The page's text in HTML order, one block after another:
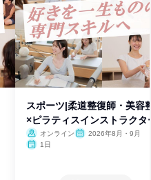
スポーツ|柔道整復師・美容
×ピラティスインストラクタ
オンライン
2026年8月・9月
1日